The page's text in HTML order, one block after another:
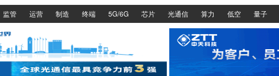
监管 运营 制造 终端 5G/6G 芯片 光通信 算力 低空 量子